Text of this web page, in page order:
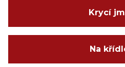
Krycí
Na